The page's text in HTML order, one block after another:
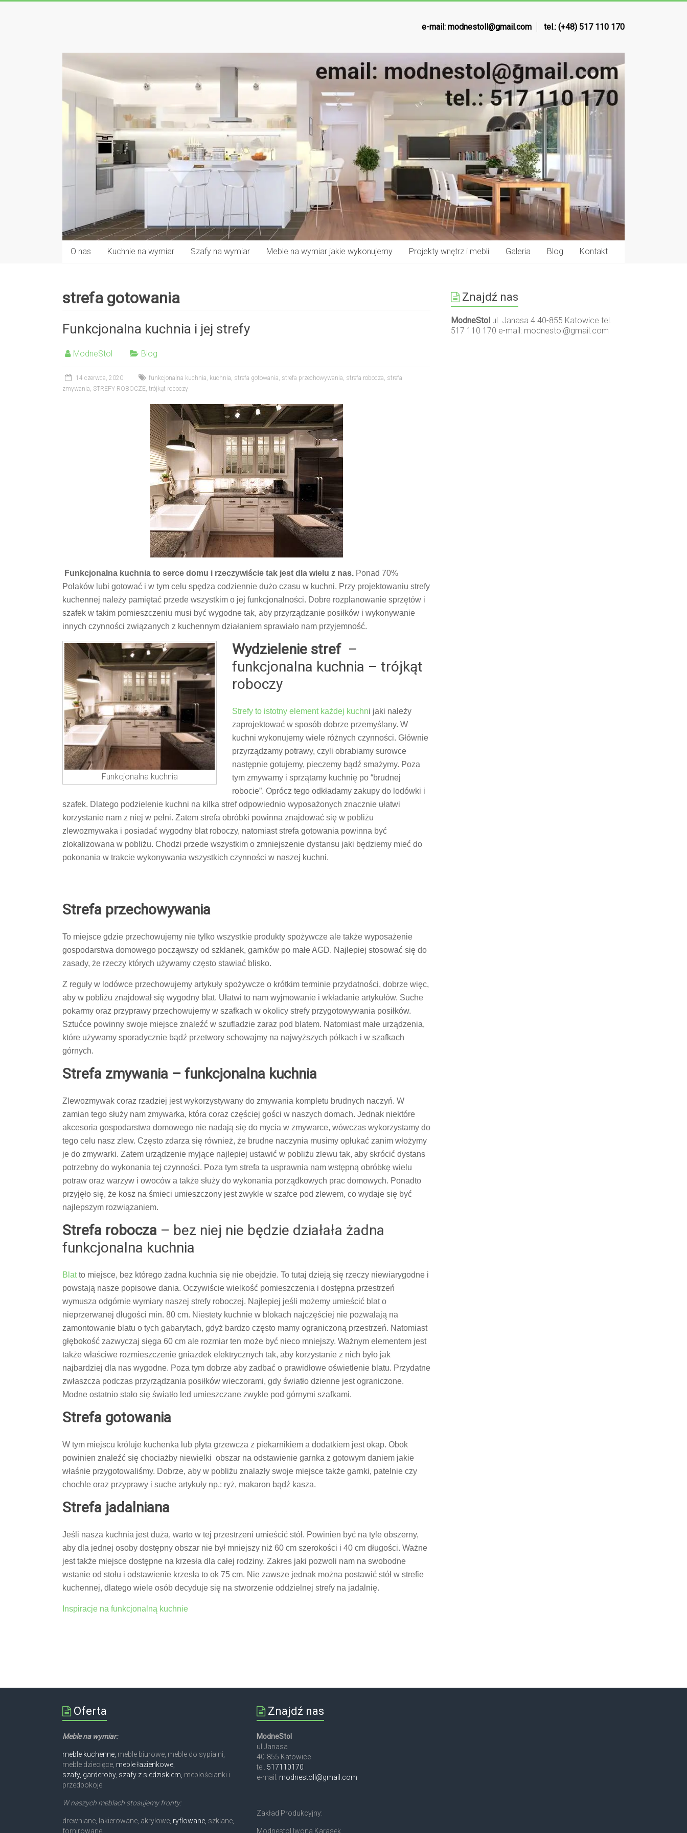
e-mail: modnestoll@gmail.com tel.: (+48) 517 110 170
O nas Kuchnie na wymiar Szafy na wymiar Meble na wymiar jakie wykonujemy Projekty wnętrz i mebli Galeria Blog Kontakt
strefa gotowania
Funkcjonalna kuchnia i jej strefy
ModneStol Blog
14 czerwca, 2020 funkcjonalna kuchnia kuchnia strefa gotowania strefa przechowywania strefa robocza strefa
zmywania STREFY ROBOCZE trójkąt roboczy
Funkcjonalna kuchnia to serce domu i rzeczywiście tak jest dla wielu z nas. Ponad 70%
Polaków lubi gotować i w tym celu spędza codziennie dużo czasu w kuchni. Przy projektowaniu strefy
kuchennej należy pamiętać przede wszystkim o jej funkcjonalności. Dobre rozplanowanie sprzętów i
szafek w takim pomieszczeniu musi być wygodne tak, aby przyrządzanie posiłków i wykonywanie
innych czynności związanych z kuchennym działaniem sprawiało nam przyjemność.
Funkcjonalna kuchnia
Wydzielenie stref–
funkcjonalna kuchnia – trójkąt
roboczy
Strefy to istotny element każdej kuchni jaki należy
zaprojektować w sposób dobrze przemyślany. W
kuchni wykonujemy wiele różnych czynności. Głównie
przyrządzamy potrawy, czyli obrabiamy surowce
następnie gotujemy, pieczemy bądź smażymy. Poza
tym zmywamy i sprzątamy kuchnię po “brudnej
robocie”. Oprócz tego odkładamy zakupy do lodówki i
szafek. Dlatego podzielenie kuchni na kilka stref odpowiednio wyposażonych znacznie ułatwi
korzystanie nam z niej w pełni. Zatem strefa obróbki powinna znajdować się w pobliżu
zlewozmywaka i posiadać wygodny blat roboczy, natomiast strefa gotowania powinna być
zlokalizowana w pobliżu. Chodzi przede wszystkim o zmniejszenie dystansu jaki będziemy mieć do
pokonania w trakcie wykonywania wszystkich czynności w naszej kuchni.
Strefa przechowywania
To miejsce gdzie przechowujemy nie tylko wszystkie produkty spożywcze ale także wyposażenie
gospodarstwa domowego począwszy od szklanek, garnków po małe AGD. Najlepiej stosować się do
zasady, że rzeczy których używamy często stawiać blisko.
Z reguły w lodówce przechowujemy artykuły spożywcze o krótkim terminie przydatności, dobrze więc,
aby w pobliżu znajdował się wygodny blat. Ułatwi to nam wyjmowanie i wkładanie artykułów. Suche
pokarmy oraz przyprawy przechowujemy w szafkach w okolicy strefy przygotowywania posiłków.
Sztućce powinny swoje miejsce znaleźć w szufladzie zaraz pod blatem. Natomiast małe urządzenia,
które używamy sporadycznie bądź przetwory schowajmy na najwyższych półkach i w szafkach
górnych.
Strefa zmywania – funkcjonalna kuchnia
Zlewozmywak coraz rzadziej jest wykorzystywany do zmywania kompletu brudnych naczyń. W
zamian tego służy nam zmywarka, która coraz częściej gości w naszych domach. Jednak niektóre
akcesoria gospodarstwa domowego nie nadają się do mycia w zmywarce, wówczas wykorzystamy do
tego celu nasz zlew. Często zdarza się również, że brudne naczynia musimy opłukać zanim włożymy
je do zmywarki. Zatem urządzenie myjące najlepiej ustawić w pobliżu zlewu tak, aby skrócić dystans
potrzebny do wykonania tej czynności. Poza tym strefa ta usprawnia nam wstępną obróbkę wielu
potraw oraz warzyw i owoców a także służy do wykonania porządkowych prac domowych. Ponadto
przyjęło się, że kosz na śmieci umieszczony jest zwykle w szafce pod zlewem, co wydaje się być
najlepszym rozwiązaniem.
Strefa robocza – bez niej nie będzie działała żadna
funkcjonalna kuchnia
Blatto miejsce, bez którego żadna kuchnia się nie obejdzie. To tutaj dzieją się rzeczy niewiarygodne i
powstają nasze popisowe dania. Oczywiście wielkość pomieszczenia i dostępna przestrzeń
wymusza odgórnie wymiary naszej strefy roboczej. Najlepiej jeśli możemy umieścić blat o
nieprzerwanej długości min. 80 cm. Niestety kuchnie w blokach najczęściej nie pozwalają na
zamontowanie blatu o tych gabarytach, gdyż bardzo często mamy ograniczoną przestrzeń. Natomiast
głębokość zazwyczaj sięga 60 cm ale rozmiar ten może być nieco mniejszy. Ważnym elementem jest
także właściwe rozmieszczenie gniazdek elektrycznych tak, aby korzystanie z nich było jak
najbardziej dla nas wygodne. Poza tym dobrze aby zadbać o prawidłowe oświetlenie blatu. Przydatne
zwłaszcza podczas przyrządzania posiłków wieczorami, gdy światło dzienne jest ograniczone.
Modne ostatnio stało się światło led umieszczane zwykle pod górnymi szafkami.
Strefa gotowania
W tym miejscu króluje kuchenka lub płyta grzewcza z piekarnikiem a dodatkiem jest okap. Obok
powinien znaleźć się chociażby niewielki obszar na odstawienie garnka z gotowym daniem jakie
właśnie przygotowaliśmy. Dobrze, aby w pobliżu znalazły swoje miejsce także garnki, patelnie czy
chochle oraz przyprawy i suche artykuły np.: ryż, makaron bądź kasza.
Strefa jadalniana
Jeśli nasza kuchnia jest duża, warto w tej przestrzeni umieścić stół. Powinien być na tyle obszerny,
aby dla jednej osoby dostępny obszar nie był mniejszy niż 60 cm szerokości i 40 cm długości. Ważne
jest także miejsce dostępne na krzesła dla całej rodziny. Zakres jaki pozwoli nam na swobodne
wstanie od stołu i odstawienie krzesła to ok 75 cm. Nie zawsze jednak można postawić stół w strefie
kuchennej, dlatego wiele osób decyduje się na stworzenie oddzielnej strefy na jadalnię.
Inspiracje na funkcjonalną kuchnie
Znajdź nas
ModneStol ul. Janasa 4 40-855 Katowice tel.
517 110 170 e-mail: modnestol@gmail.com
Oferta
Meble na wymiar:
meble kuchenne, meble biurowe, meble do sypialni,
meble dziecięce, meble łazienkowe
szafy, garderoby, szafy z siedziskiem, meblościanki i
przedpokoje
W naszych meblach stosujemy fronty:
drewniane, lakierowane, akrylowe, ryflowane, szklane,
fornirowane
Znajdź nas
ModneStol
ul.Janasa
40-855 Katowice
tel. 517110170
e-mail: modnestoll@gmail.com
Zakład Produkcyjny:
Modnestol Iwona Karasek